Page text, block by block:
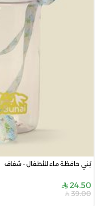
بُني حافظة ماء للأطفال - شفاف
24.50
39.00